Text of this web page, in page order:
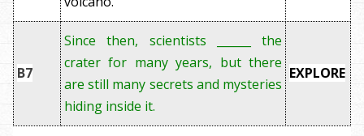
B7
Since then, scientists ______ the
crater for many years, but there
are still many secrets and mysteries
hiding inside it.
EXPLORE